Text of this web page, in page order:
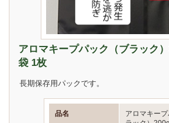
アロマキープパック（ブラック
袋 1枚
長期保存用パックです。
品名
アロマキー